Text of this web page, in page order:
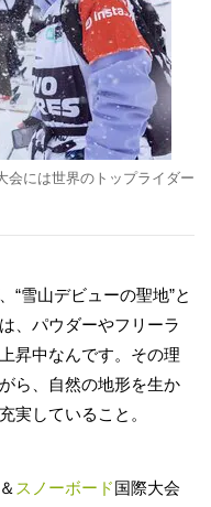
会には世界のトップライダー
雪山デビューの聖地”と
、パウダーやフリーラ
昇中なんです。その理
ら、自然の地形を生か
実していること。
スノーボード国際大会